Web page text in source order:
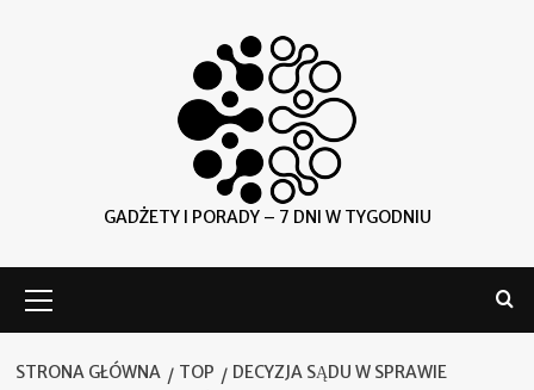
GADŻETY I PORADY – 7 DNI W TYGODNIU
główne
STRONA GŁÓWNA TOP
DECYZJA SĄDU W SPRAWIE